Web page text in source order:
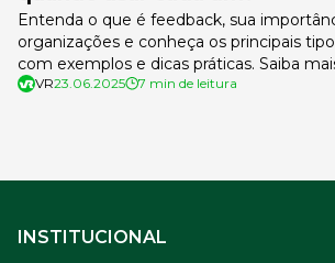
Entenda o que é feedback, sua
organizações e conheça os principais
com exemplos e dicas práticas. Saiba
VR23.06.2025 7 min de leitura
INSTITUCIONAL